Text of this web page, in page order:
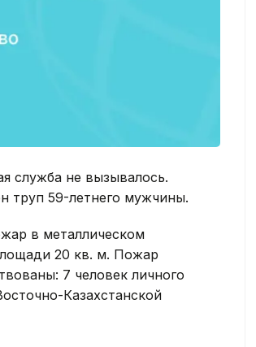
служба не вызывалось.
труп 59-летнего мужчины.
в металлическом
20 кв. м. Пожар
7 человек личного
Казахстанской